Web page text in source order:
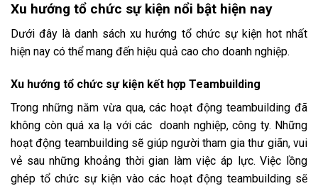
Xu hướng tổ chức sự kiện nổi bật hiện nay
Dưới đây là danh sách xu hướng tổ chức sự kiện hot nhất
hiện nay có thể mang đến hiệu quả cao cho doanh nghiệp.
Xu hướng tổ chức sự kiện kết hợp Teambuilding
Trong những năm vừa qua, các hoạt động teambuilding đã
không còn quá xa lạ với các doanh nghiệp, công ty. Những
hoạt động teambuilding sẽ giúp người tham gia thư giãn, vui
vẻ sau những khoảng thời gian làm việc áp lực. Việc lồng
ghép tổ chức sự kiện vào các hoạt động teambuilding sẽ